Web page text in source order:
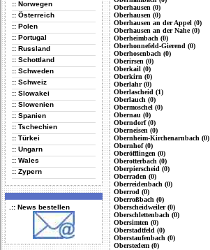
:: Norwegen
:: Österreich
:: Polen
:: Portugal
:: Russland
:: Schottland
:: Schweden
:: Schweiz
:: Slowakei
:: Slowenien
:: Spanien
:: Tschechien
:: Türkei
:: Ungarn
:: Wales
:: Zypern
.:: News bestellen
Oberhausen (0)
Oberhausen (0)
Oberhausen an der Appel (0)
Oberhausen an der Nahe (0)
Oberheimbach (0)
Oberhonnefeld-Gierend (0)
Oberhosenbach (0)
Oberirsen (0)
Oberkail (0)
Oberkirn (0)
Oberlahr (0)
Oberlascheid (1)
Oberlauch (0)
Obermoschel (0)
Obernau (0)
Oberndorf (0)
Oberneisen (0)
Obernheim-Kirchenarnbach (0)
Obernhof (0)
Oberöfflingen (0)
Oberotterbach (0)
Oberpierscheid (0)
Oberraden (0)
Oberreidenbach (0)
Oberrod (0)
Oberroßbach (0)
Oberscheidweiler (0)
Oberschlettenbach (0)
Obersimten (0)
Oberstadtfeld (0)
Oberstaufenbach (0)
Oberstedem (0)